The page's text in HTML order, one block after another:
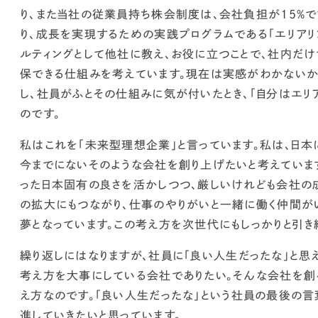
り、また当社の従業員持ち株会制度は、会社負担が15%
り、成長を実現するための実践プログラムである「エリア
ルティングとして他社に教え、お役に立つことで、社内
保できる仕組みを考えています。現在は実感がわかないか
し、社員がふとその仕組みに気が付いたとき、「自分はエ
のです。
私はこれを「未来型理想企業」と言っています。私は、日
今までにないそのような会社を創り上げたいと考えていま
った日本固有の良さを活かしつつ、厳しいけれども会社
の拡大にもつながり、仕事のやりがいと一緒に働く仲間が
夢となっています。この考え方を次世代にもしっかりと引
繰り返しにはなりますが、社員に「良い人生だったな」と思
考え方を大事にしている会社でありたい。そんな会社を
え方なのです。 「良い人生だったな」という社員の最後の
進していきたいと思っています。